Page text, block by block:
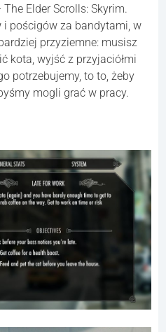
Elder Scrolls: Skyrim.
pościgów za bandytami, w
przyziemne: musisz
kota, wyjść z przyjaciółmi
potrzebujemy, to to, żeby
mogli grać w pracy.